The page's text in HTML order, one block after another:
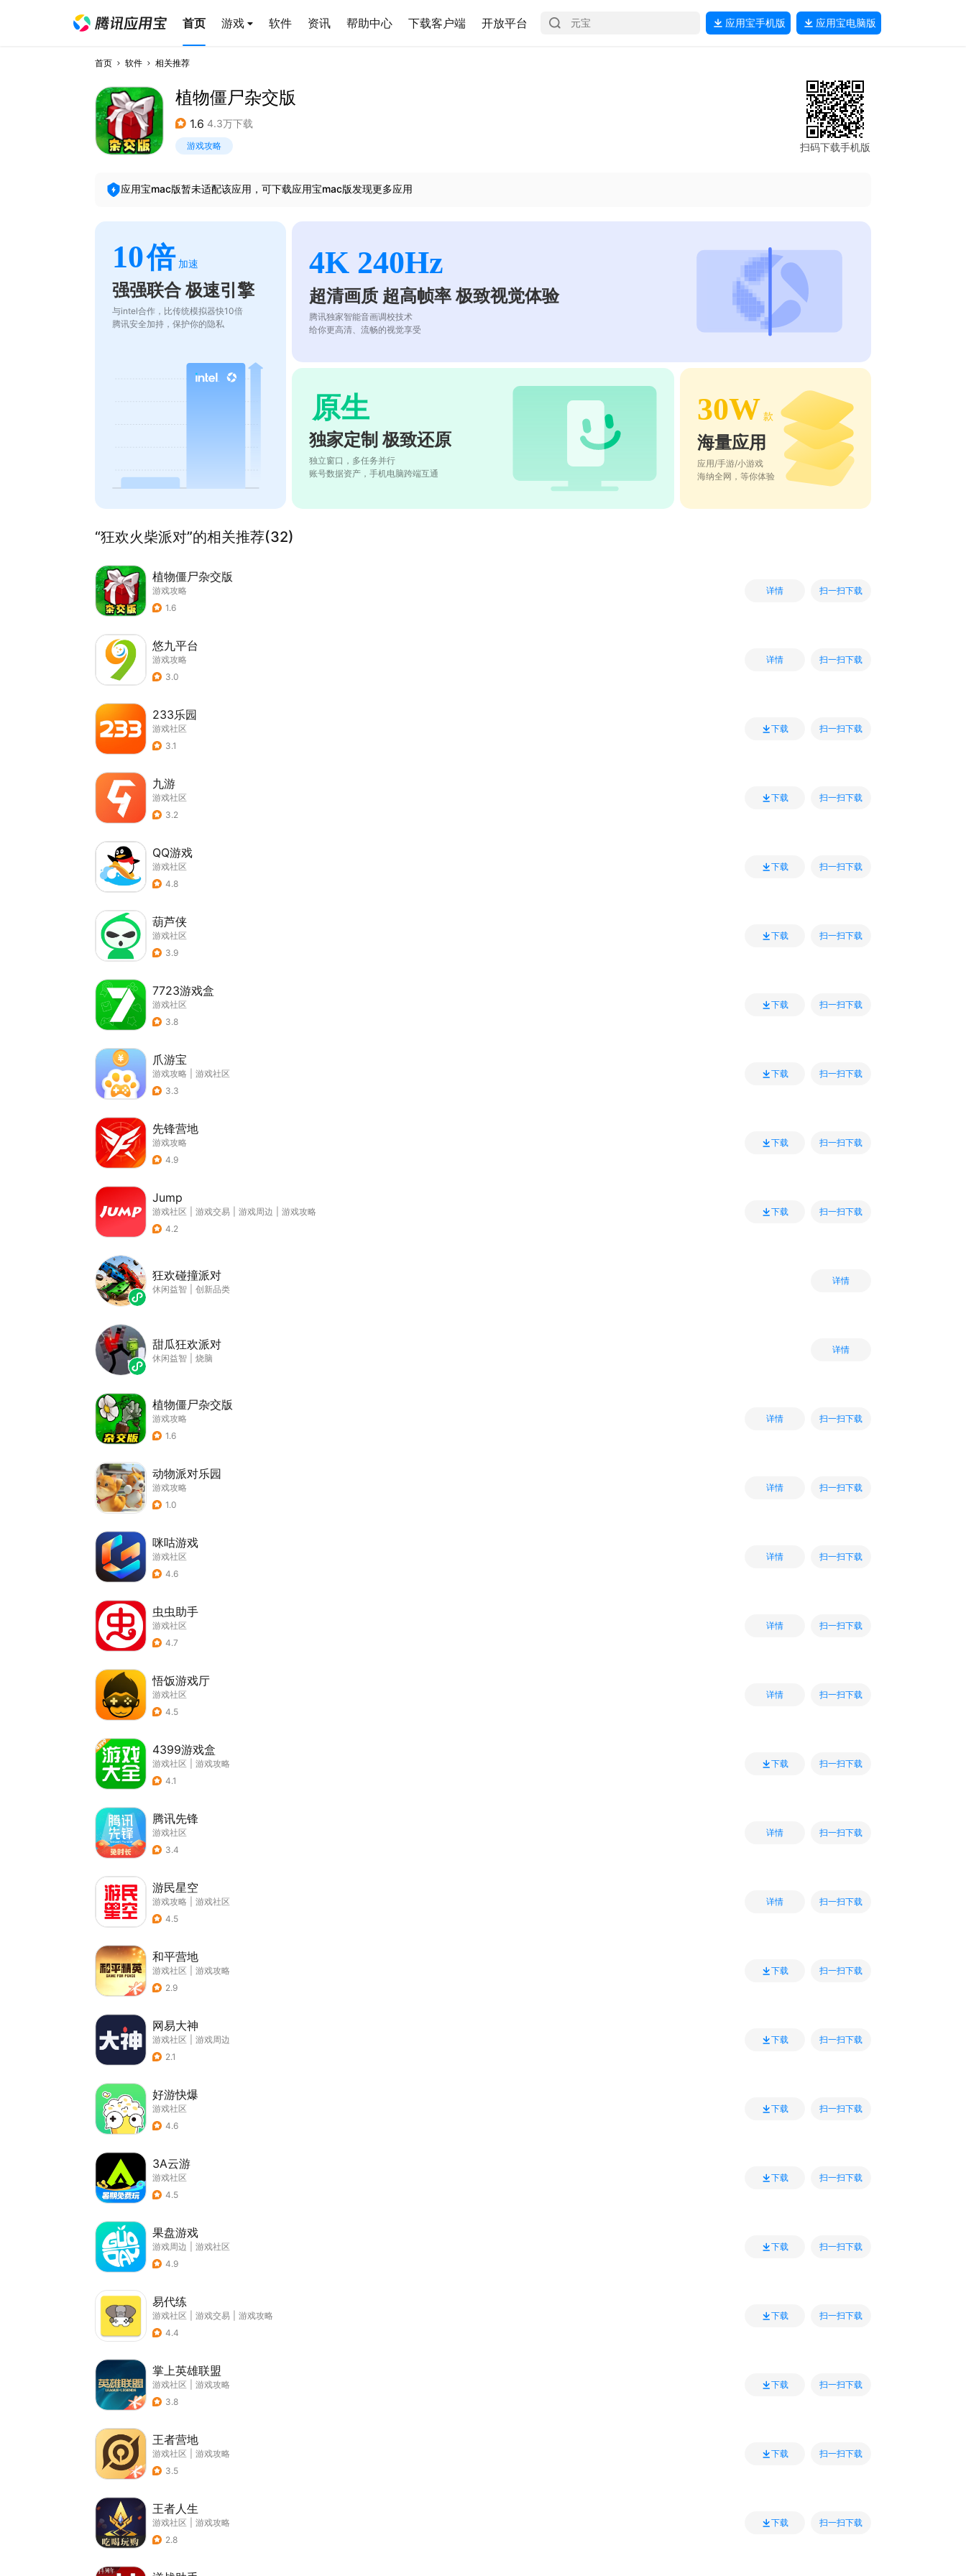
首页 游戏 软件 资讯 帮助中心 下载客户端 开放平台 应用宝手机版 应用宝电脑版
首页 软件 相关推荐
植物僵尸杂交版
1.6 4.3万下载
游戏攻略 扫码下载手机版
应用宝mac版暂未适配该应用，可下载应用宝mac版发现更多应用
10倍 加速
强强联合 极速引擎
与intel合作，比传统模拟器快10倍
腾讯安全加持，保护你的隐私
4K 240Hz
超清画质 超高帧率 极致视觉体验
腾讯独家智能音画调校技术
给你更高清、流畅的视觉享受
原生
独家定制 极致还原
独立窗口，多任务并行
账号数据资产，手机电脑跨端互通
30W 款
海量应用
应用/手游/小游戏
海纳全网，等你体验
“狂欢火柴派对”的相关推荐(32)
植物僵尸杂交版
游戏攻略
1.6
详情 扫一扫下载
悠九平台
游戏攻略
3.0
详情 扫一扫下载
233乐园
游戏社区
3.1
下载 扫一扫下载
九游
游戏社区
3.2
下载 扫一扫下载
QQ游戏
游戏社区
4.8
下载 扫一扫下载
葫芦侠
游戏社区
3.9
下载 扫一扫下载
7723游戏盒
游戏社区
3.8
下载 扫一扫下载
爪游宝
游戏攻略
游戏社区
3.3
下载 扫一扫下载
先锋营地
游戏攻略
4.9
下载 扫一扫下载
Jump
游戏社区 游戏交易 游戏周边
游戏攻略
4.2
下载 扫一扫下载
狂欢碰撞派对
休闲益智 创新品类
详情
甜瓜狂欢派对
休闲益智 烧脑
详情
植物僵尸杂交版
游戏攻略
1.6
详情 扫一扫下载
动物派对乐园
游戏攻略
1.0
详情 扫一扫下载
咪咕游戏
游戏社区
4.6
详情 扫一扫下载
虫虫助手
游戏社区
4.7
详情 扫一扫下载
悟饭游戏厅
游戏社区
4.5
详情 扫一扫下载
4399游戏盒
游戏社区
游戏攻略
4.1
下载 扫一扫下载
腾讯先锋
游戏社区
3.4
详情 扫一扫下载
游民星空
游戏攻略
游戏社区
4.5
详情 扫一扫下载
和平营地
游戏社区
游戏攻略
2.9
下载 扫一扫下载
网易大神
游戏社区
游戏周边
2.1
下载 扫一扫下载
好游快爆
游戏社区
4.6
下载 扫一扫下载
3A云游
游戏社区
4.5
下载 扫一扫下载
果盘游戏
游戏周边
游戏社区
4.9
下载 扫一扫下载
易代练
游戏社区 游戏交易
游戏攻略
4.4
下载 扫一扫下载
掌上英雄联盟
游戏社区
游戏攻略
3.8
下载 扫一扫下载
王者营地
游戏社区
游戏攻略
3.5
下载 扫一扫下载
王者人生
游戏社区
游戏攻略
2.8
下载 扫一扫下载